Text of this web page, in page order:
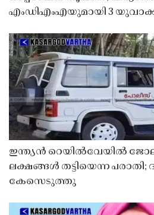
എംഡിഎംഎയുമായി 3
ഇന്ത്യൻ റെയിൽവേയിൽ
ലക്ഷങ്ങൾ തട്ടിയെന്ന
കേസെടുത്തു